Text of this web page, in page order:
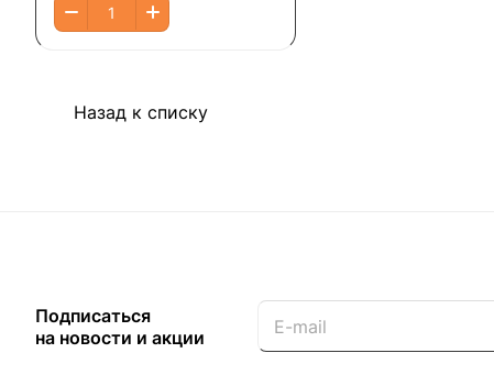
Назад к списку
Подписаться
на новости и акции